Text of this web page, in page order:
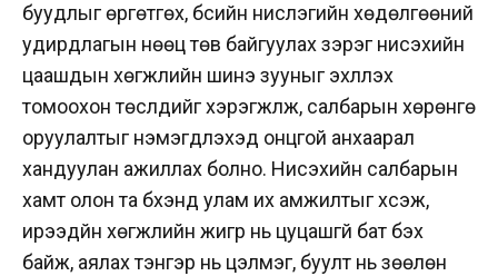
буудлыг өргөтгөх, бүсийн нислэгийн хөдөлгөөний
удирдлагын нөөц төв байгуулах зэрэг нисэхийн
цаашдын хөгжлийн шинэ зууныг эхлүүлэх
томоохон төслүүдийг хэрэгжүүлж, салбарын хөрөнгө
оруулалтыг нэмэгдүүлэхэд онцгой анхаарал
хандуулан ажиллах болно. Нисэхийн салбарын
хамт олон та бүхэнд улам их амжилтыг хүсэж,
ирээдүйн хөгжлийн жигүүр нь цуцашгүй бат бэх
байж, аялах тэнгэр нь цэлмэг, буулт нь зөөлөн